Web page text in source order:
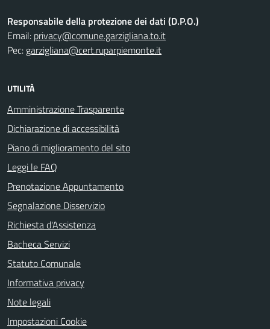
Responsabile della protezione dei dati (D.P.O.)
Email: privacy@comune.garzigliana.to.it
Pec: garzigliana@cert.ruparpiemonte.it
UTILITÀ
Amministrazione Trasparente
Dichiarazione di accessibilità
Piano di miglioramento del sito
Leggi le FAQ
Prenotazione Appuntamento
Segnalazione Disservizio
Richiesta d'Assistenza
Bacheca Servizi
Statuto Comunale
Informativa privacy
Note legali
Impostazioni Cookie